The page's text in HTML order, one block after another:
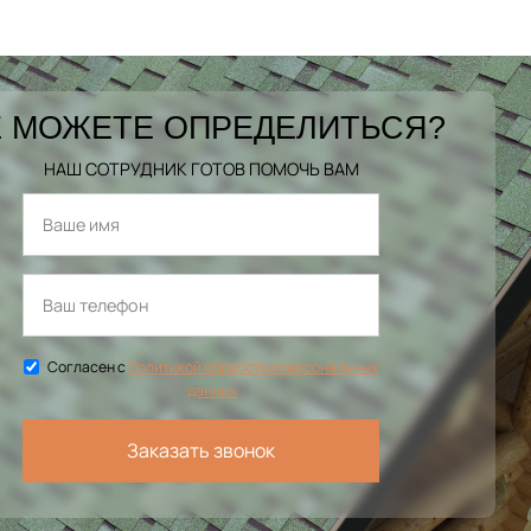
МОЖЕТЕ ОПРЕДЕЛИТЬСЯ?
НАШ СОТРУДНИК ГОТОВ ПОМОЧЬ ВАМ
Согласен сПолитикой обработки персональных
данных
Заказать звонок